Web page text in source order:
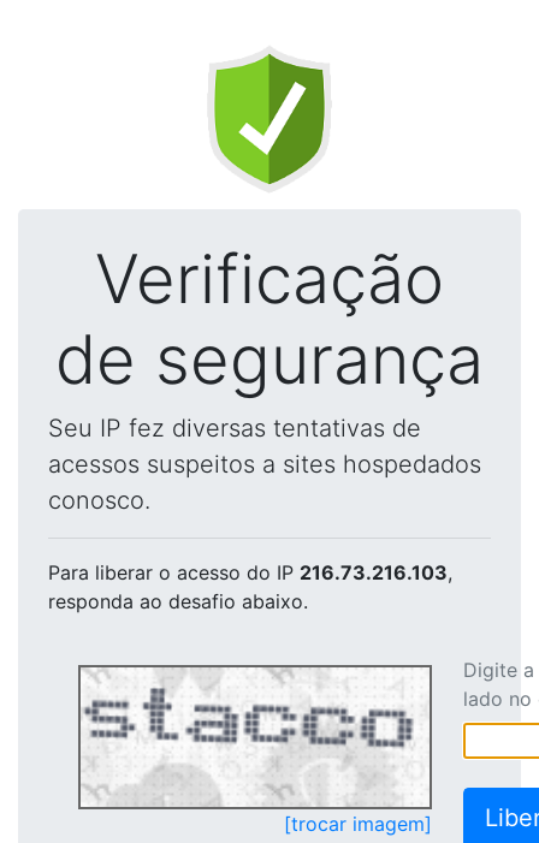
Verificação
de segurança
Seu IP fez diversas tentativas de
acessos suspeitos a sites hospedados
conosco.
Para liberar o acesso do IP 216.73.216.103,
responda ao desafio abaixo.
[trocar imagem]
Digite
lado no